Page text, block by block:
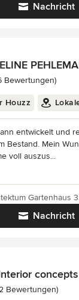
Nachricht
5 von 5
Bewertungen)
Houzz
entwickelt und
Bestand. Mein
voll auszus...
Nachricht
Gartenhaus
concepts
5 von 5
Bewertungen)